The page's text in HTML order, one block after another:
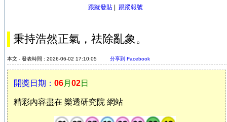
跟蹤發貼
跟蹤報號
秉持浩然正氣，祛除亂象。
本文 - 發表時間 : 2026-06-02 17:10:05 分享到 Facebook
開獎日期： 06月 02日
精彩內容盡在 樂透研究院 網站